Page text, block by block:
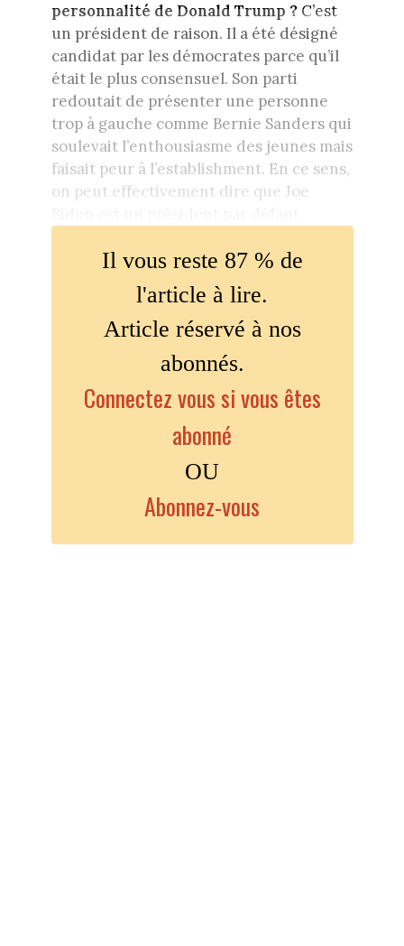
personnalité de Donald Trump ?C’est
un président de raison. Il a été désigné
candidat par les démocrates parce qu’il
était le plus consensuel. Son parti
redoutait de présenter une personne
trop à gauche comme Bernie Sanders qui
soulevait l’enthousiasme des jeunes mais
faisait peur à l’establishment. En ce sens,
on peut effectivement dire que Joe
Il vous reste 87 % de
l'article à lire.
Article réservé à nos
abonnés.
Connectez vous si vous êtes
abonné
OU
Abonnez-vous